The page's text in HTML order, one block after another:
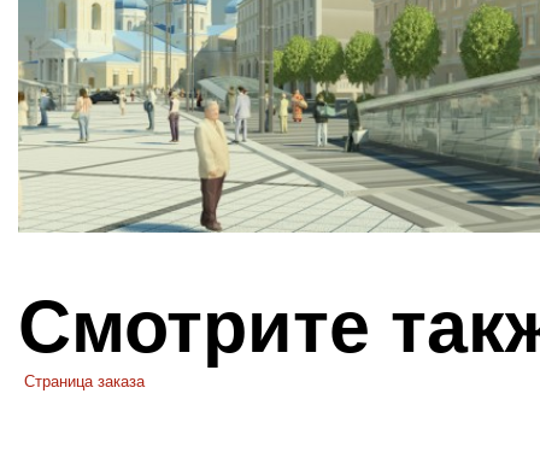
Смотрите
Страница заказа